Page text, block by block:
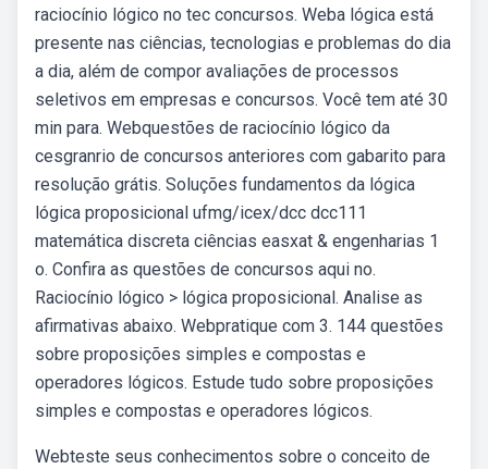
raciocínio lógico no tec concursos. Weba lógica está
presente nas ciências, tecnologias e problemas do dia
a dia, além de compor avaliações de processos
seletivos em empresas e concursos. Você tem até 30
min para. Webquestões de raciocínio lógico da
cesgranrio de concursos anteriores com gabarito para
resolução grátis. Soluções fundamentos da lógica
lógica proposicional ufmg/icex/dcc dcc111
matemática discreta ciências easxat & engenharias 1
o. Confira as questões de concursos aqui no.
Raciocínio lógico > lógica proposicional. Analise as
afirmativas abaixo. Webpratique com 3. 144 questões
sobre proposições simples e compostas e
operadores lógicos. Estude tudo sobre proposições
simples e compostas e operadores lógicos.
Webteste seus conhecimentos sobre o conceito de